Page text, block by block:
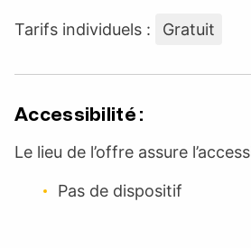
Tarifs individuels : Gratuit
Accessibilité :
Le lieu de l’offre assure
Pas de dispositif